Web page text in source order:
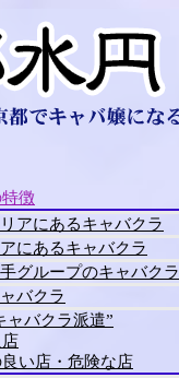
徴
アにあるキャバクラ
にあるキャバクラ
グループのキャバクラ
バクラ
ャバクラ派遣”
い店・危険な店